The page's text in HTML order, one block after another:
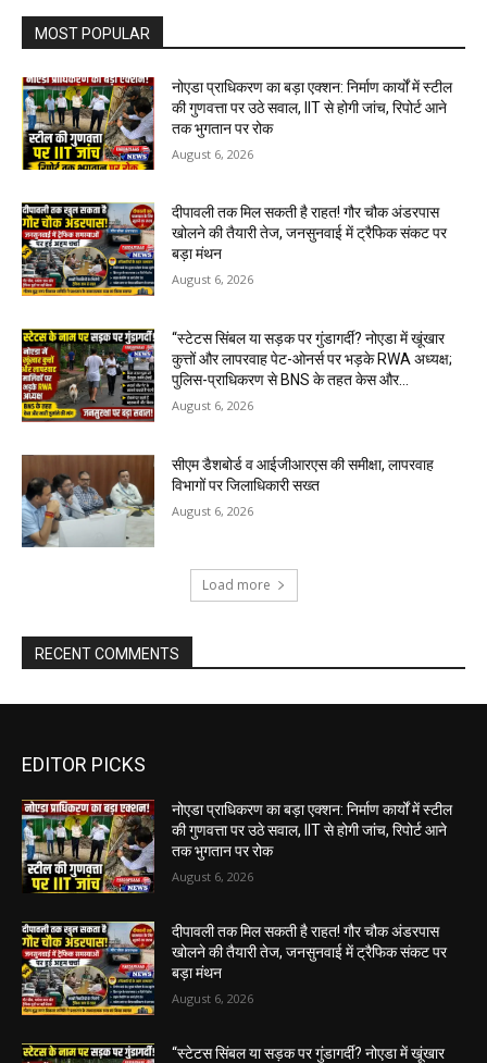
MOST POPULAR
नोएडा प्राधिकरण का बड़ा एक्शन: निर्माण कार्यों में स्टील
की गुणवत्ता पर उठे सवाल, IIT से होगी जांच, रिपोर्ट आने
तक भुगतान पर रोक
August 6, 2026
दीपावली तक मिल सकती है राहत! गौर चौक अंडरपास
खोलने की तैयारी तेज, जनसुनवाई में ट्रैफिक संकट पर
बड़ा मंथन
August 6, 2026
“स्टेटस सिंबल या सड़क पर गुंडागर्दी? नोएडा में खूंखार
कुत्तों और लापरवाह पेट-ओनर्स पर भड़के RWA अध्यक्ष;
पुलिस-प्राधिकरण से BNS के तहत केस और...
August 6, 2026
सीएम डैशबोर्ड व आईजीआरएस की समीक्षा, लापरवाह
विभागों पर जिलाधिकारी सख्त
August 6, 2026
Load more
RECENT COMMENTS
EDITOR PICKS
नोएडा प्राधिकरण का बड़ा एक्शन: निर्माण कार्यों में स्टील
की गुणवत्ता पर उठे सवाल, IIT से होगी जांच, रिपोर्ट आने
तक भुगतान पर रोक
August 6, 2026
दीपावली तक मिल सकती है राहत! गौर चौक अंडरपास
खोलने की तैयारी तेज, जनसुनवाई में ट्रैफिक संकट पर
बड़ा मंथन
August 6, 2026
“स्टेटस सिंबल या सड़क पर गुंडागर्दी? नोएडा में खूंखार